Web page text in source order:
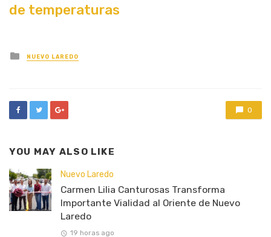
de temperaturas
Posted
in
NUEVO LAREDO
0
YOU MAY ALSO LIKE
Nuevo Laredo
Carmen Lilia Canturosas Transforma
Importante Vialidad al Oriente de Nuevo
Laredo
19 horas ago